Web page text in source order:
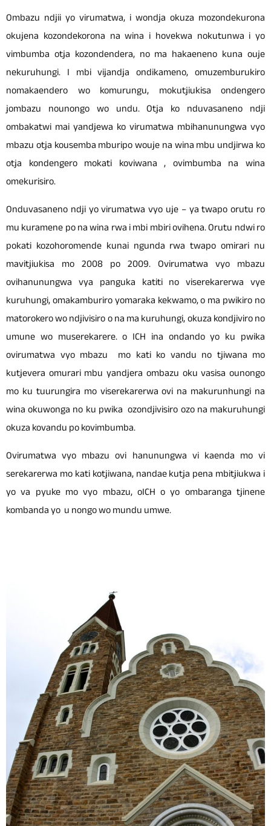
Ombazu ndjii yo virumatwa, i wondja okuza mozondekurona
okujena kozondekorona na wina i hovekwa nokutunwa i yo
vimbumba otja kozondendera, no ma hakaeneno kuna ouje
nekuruhungi. I mbi vijandja ondikameno, omuzemburukiro
nomakaendero wo komurungu, mokutjiukisa ondengero
jombazu nounongo wo undu. Otja ko nduvasaneno ndji
ombakatwi mai yandjewa ko virumatwa mbihanunungwa vyo
mbazu otja kousemba mburipo wouje na wina mbu undjirwa ko
otja kondengero mokati koviwana , ovimbumba na wina
omekurisiro.
Onduvasaneno ndji yo virumatwa vyo uje – ya twapo orutu ro
mu kuramene po na wina rwa i mbi mbiri ovihena. Orutu ndwi ro
pokati kozohoromende kunai ngunda rwa twapo omirari nu
mavitjiukisa mo 2008 po 2009. Ovirumatwa vyo mbazu
ovihanunungwa vya panguka katiti no viserekarerwa vye
kuruhungi, omakamburiro yomaraka kekwamo, o ma pwikiro no
matorokero wo ndjivisiro o na ma kuruhungi, okuza kondjiviro no
umune wo muserekarere. o ICH ina ondando yo ku pwika
ovirumatwa vyo mbazu mo kati ko vandu no tjiwana mo
kutjevera omurari mbu yandjera ombazu oku vasisa ounongo
mo ku tuurungira mo viserekarerwa ovi na makurunhungi na
wina okuwonga no ku pwika ozondjivisiro ozo na makuruhungi
okuza kovandu po kovimbumba.
Ovirumatwa vyo mbazu ovi hanunungwa vi kaenda mo vi
serekarerwa mo kati kotjiwana, nandae kutja pena mbitjiukwa i
yo va pyuke mo vyo mbazu, oICH o yo ombaranga tjinene
kombanda yo u nongo wo mundu umwe.